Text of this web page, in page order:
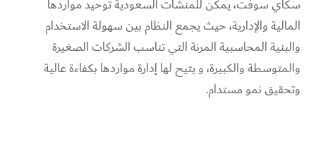
سكاي سوفت، يمكن للمنشآت السعودية توحيد مواردها
المالية والإدارية، حيث يجمع النظام بين سهولة الاستخدام
والبنية المحاسبية المرنة التي تناسب الشركات الصغيرة
والمتوسطة والكبيرة، و يتيح لها إدارة مواردها بكفاءة عالية
وتحقيق نمو مستدام.